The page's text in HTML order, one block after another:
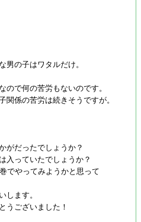
男の子はワタルだけ。
ので何の苦労もないのです。
関係の苦労は続きそうですが。
がだったでしょうか？
入っていたでしょうか？
でやってみようかと思って
します。
うございました！